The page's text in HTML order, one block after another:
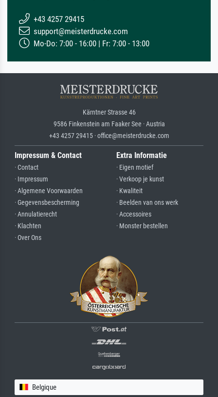
+43 4257 29415
support@meisterdrucke.com
Mo-Do: 7:00 - 16:00 | Fr: 7:00 - 13:00
Kärntner Strasse 46
9586 Finkenstein am Faaker See · Austria
+43 4257 29415 · office@meisterdrucke.com
Impressum & Contact
· Contact
· Impressum
· Algemene Voorwaarden
· Gegevensbescherming
· Annulatierecht
· Klachten
· Over Ons
Extra Informatie
· Eigen motief
· Verkoop je kunst
· Kwaliteit
· Beelden van ons werk
· Accessoires
· Monster bestellen
Belgique